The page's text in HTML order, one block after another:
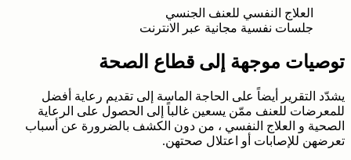
العلاج النفسي للعنف الجنسي
جلسات نفسية مجانية عبر الانترنت
توصيات موجهة إلى قطاع الصحة
يشدّد التقرير أيضاً على الحاجة الماسة إلى تقديم رعاية أفضل
للمعرضات للعنف ممّن يسعين غالباً إلى الحصول على الرعاية
الصحية و العلاج النفسي ، من دون الكشف بالضرورة عن أسباب
تعرضهن للإصابات أو اعتلال صحتهن.